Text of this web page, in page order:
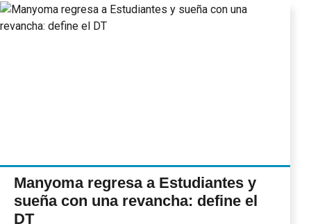
Manyoma regresa a Estudiantes y
sueña con una revancha: define el
DT